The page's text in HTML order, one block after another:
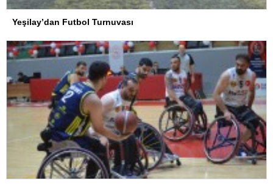
Yeşilay’dan Futbol Turnuvası